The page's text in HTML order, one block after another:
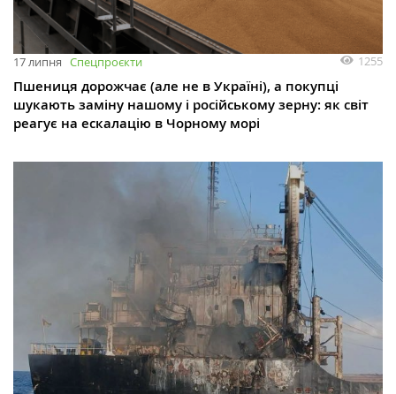
17 липня Спецпроєкти 1255
Пшениця дорожчає (але не в Україні), а покупці
шукають заміну нашому і російському зерну: як світ
реагує на ескалацію в Чорному морі